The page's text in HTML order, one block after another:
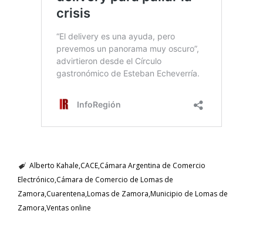
Alberto Kahale CACECámara Argentina de Comercio
Electrónico Cámara de Comercio de Lomas de
Zamora Cuarentena Lomas de Zamora Municipio de Lomas de
Zamora Ventas online